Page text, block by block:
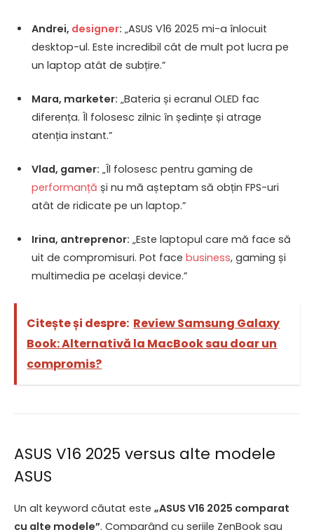
Andrei, designer: „ASUS V16 2025 mi-a înlocuit
desktop-ul. Este incredibil cât de mult pot lucra pe
un laptop atât de subțire.”
Mara, marketer: „Bateria și ecranul OLED fac
diferența. Îl folosesc zilnic în ședințe și atrage
atenția instant.”
Vlad, gamer: „Îl folosesc pentru gaming de
performanță și nu mă așteptam să obțin FPS-uri
atât de ridicate pe un laptop.”
Irina, antreprenor: „Este laptopul care mă face să
uit de compromisuri. Pot face business, gaming și
multimedia pe același device.”
Citește și despre: Review Samsung Galaxy
Book: Alternativă la MacBook sau doar un
compromis?
ASUS V16 2025 versus alte modele
ASUS
Un alt keyword căutat este „ASUS V16 2025 comparat
cu alte modele”. Comparând cu seriile ZenBook sau